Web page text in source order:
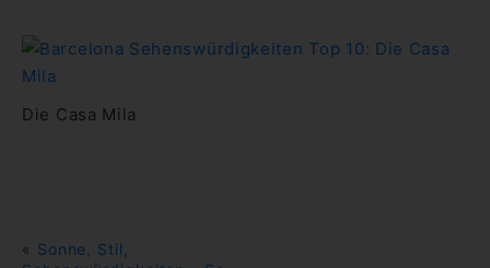
Die Casa Mila
« Sonne, Stil,